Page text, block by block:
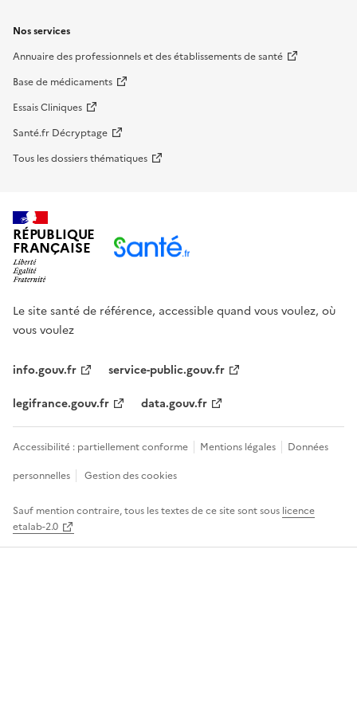
Nos services
Annuaire des professionnels et des établissements de santé
Base de médicaments
Essais Cliniques
Santé.fr Décryptage
Tous les dossiers thématiques
RÉPUBLIQUE
FRANÇAISE
Le site santé de référence, accessible quand vous voulez, où
vous voulez
info.gouv.fr
service-public.gouv.fr
legifrance.gouv.fr
data.gouv.fr
Accessibilité : partiellement conforme Mentions légales
Données
personnelles
Gestion des cookies
Sauf mention contraire, tous les textes de ce site sont sous licence
etalab-2.0